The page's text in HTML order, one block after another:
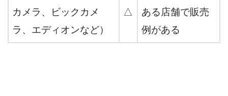
カメラ、ビックカメ
ラ、エディオンなど）
△
ある店舗で販売
例がある